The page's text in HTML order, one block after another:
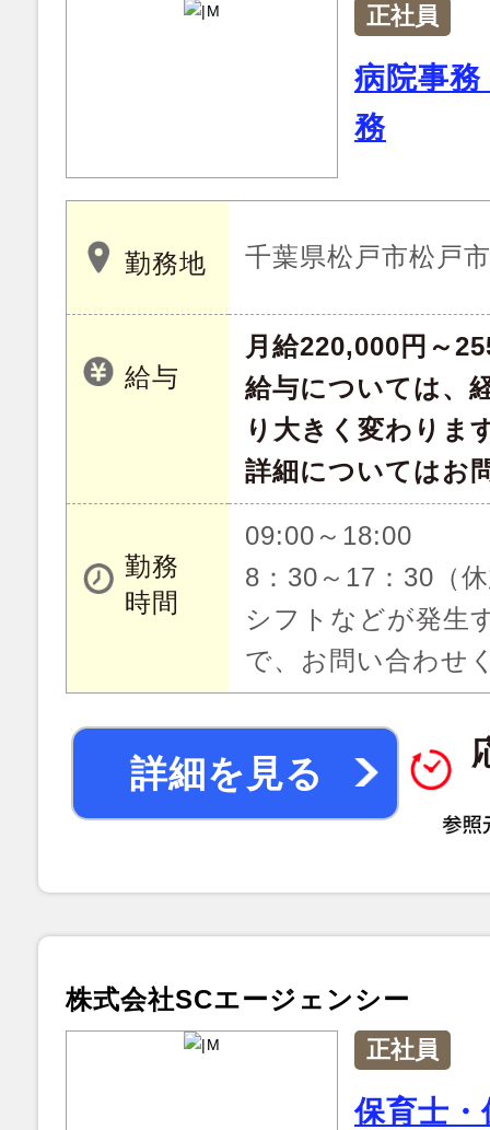
正社員
病院事
務
勤務地 千葉県松戸市松戸
給与
月給220,000円～
給与については、
り大きく変わりま
詳細についてはお
勤務
時間
09:00～18:00
8：30～17：30（
シフトなどが発生
で、お問い合わせ
詳細を見る
株式会社SCエージェンシー
正社員
保育士